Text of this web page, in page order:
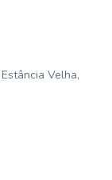
Velha,